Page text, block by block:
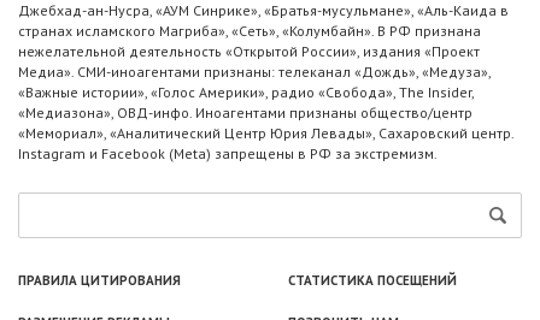
Джебхад-ан-Нусра, «АУМ Синрике», «Братья-мусульмане», «Аль-Каида в
странах исламского Магриба», «Сеть», «Колумбайн». В РФ признана
нежелательной деятельность «Открытой России», издания «Проект
Медиа». СМИ-иноагентами признаны: телеканал «Дождь», «Медуза»,
«Важные истории», «Голос Америки», радио «Свобода», The Insider,
«Медиазона», ОВД-инфо. Иноагентами признаны общество/центр
«Мемориал», «Аналитический Центр Юрия Левады», Сахаровский центр.
Instagram и Facebook (Metа) запрещены в РФ за экстремизм.
ПРАВИЛА ЦИТИРОВАНИЯ СТАТИСТИКА ПОСЕЩЕНИЙ